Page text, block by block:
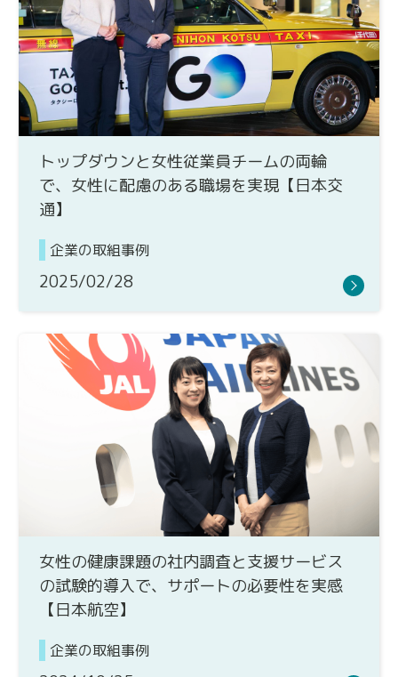
トップダウンと女性従業員チームの両輪
で、女性に配慮のある職場を実現【日本交
通】
企業の取組事例
2025/02/28
女性の健康課題の社内調査と支援サービス
の試験的導入で、サポートの必要性を実感
【日本航空】
企業の取組事例